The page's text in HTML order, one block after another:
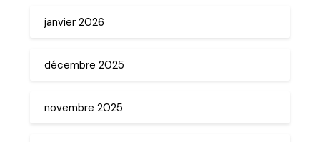
janvier 2026
décembre 2025
novembre 2025